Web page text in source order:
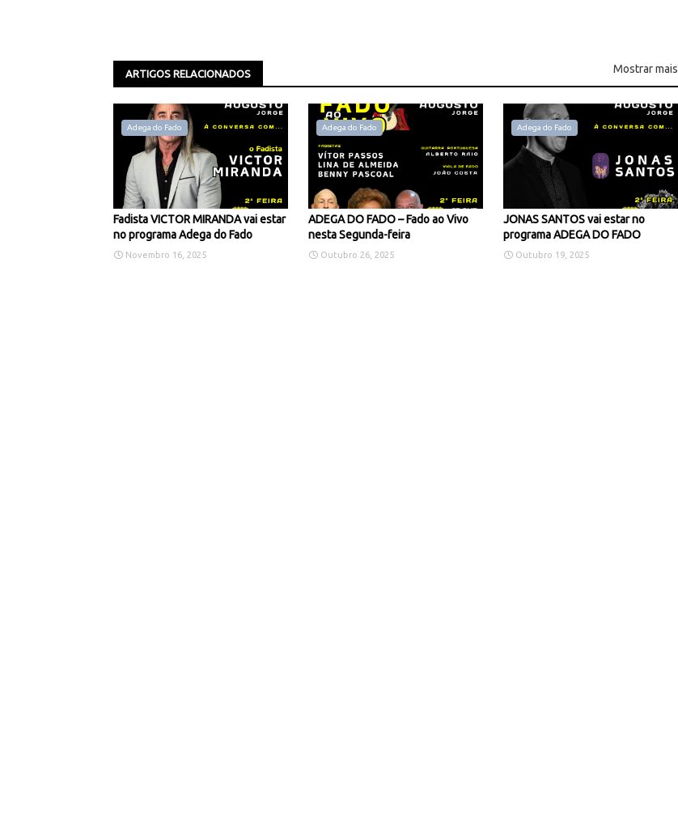
ARTIGOS RELACIONADOS Mostrar mais
Adega do Fado
Fadista VICTOR MIRANDA vai estar
no programa Adega do Fado
Novembro 16, 2025
Adega do Fado
ADEGA DO FADO – Fado ao Vivo
nesta Segunda-feira
Outubro 26, 2025
Adega do Fado
JONAS SANTOS vai estar no
programa ADEGA DO FADO
Outubro 19, 2025